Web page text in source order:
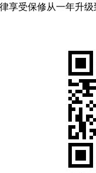
受保修从一年升级